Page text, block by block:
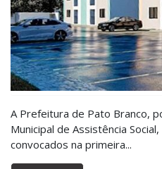
A Prefeitura de Pato Branco,
Municipal de Assistência
convocados na primeira...